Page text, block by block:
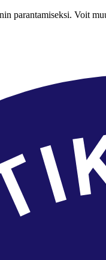
parantamiseksi. Voit